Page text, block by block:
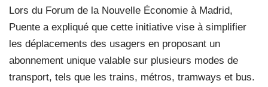
Lors du Forum de la Nouvelle Économie à Madrid,
Puente a expliqué que cette initiative vise à simplifier
les déplacements des usagers en proposant un
abonnement unique valable sur plusieurs modes de
transport, tels que les trains, métros, tramways et bus.